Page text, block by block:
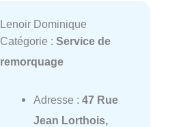
Lenoir Dominique
Catégorie : Service de
remorquage
Adresse : 47 Rue
Jean Lorthois,